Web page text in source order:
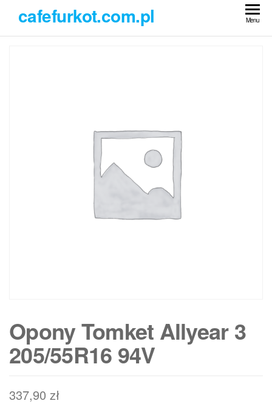
treści
cafefurkot.com.pl Menu
Opony Tomket Allyear 3
205/55R16 94V
337,90 zł